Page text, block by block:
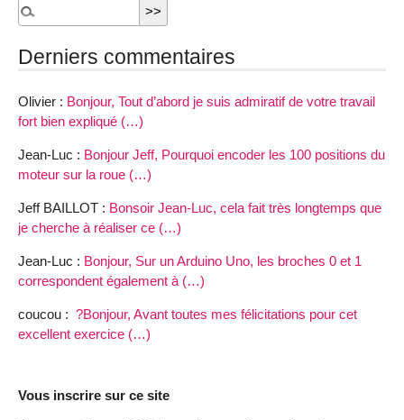
Derniers commentaires
Olivier : Bonjour, Tout d’abord je suis admiratif de votre travail
fort bien expliqué (…)
Jean-Luc : Bonjour Jeff, Pourquoi encoder les 100 positions du
moteur sur la roue (…)
Jeff BAILLOT : Bonsoir Jean-Luc, cela fait très longtemps que
je cherche à réaliser ce (…)
Jean-Luc : Bonjour, Sur un Arduino Uno, les broches 0 et 1
correspondent également à (…)
coucou : ?Bonjour, Avant toutes mes félicitations pour cet
excellent exercice (…)
Vous inscrire sur ce site